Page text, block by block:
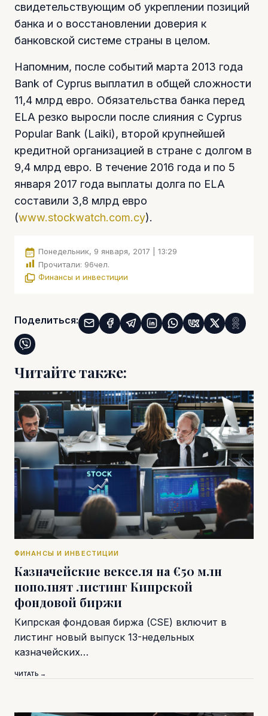
свидетельствующим об укреплении позиций
банка и о восстановлении доверия к
банковской системе страны в целом.
Напомним, после событий марта 2013 года
Bank of Cyprus выплатил в общей сложности
11,4 млрд евро. Обязательства банка перед
ELA резко выросли после слияния с Cyprus
Рopular Bank (Laiki), второй крупнейшей
кредитной организацией в стране с долгом в
9,4 млрд евро. В течение 2016 года и по 5
января 2017 года выплаты долга по ELA
составили 3,8 млрд евро
(www.stockwatch.com.cy).
Понедельник, 9 января, 2017 | 13:29
Прочитали: 96чел.
Финансы и инвестиции
Поделиться:
Читайте также:
ФИНАНСЫ И ИНВЕСТИЦИИ
Казначейские векселя на €50 млн
пополнят листинг Кипрской
фондовой биржи
Кипрская фондовая биржа (CSE) включит в
листинг новый выпуск 13-недельных
казначейских…
ЧИТАТЬ →